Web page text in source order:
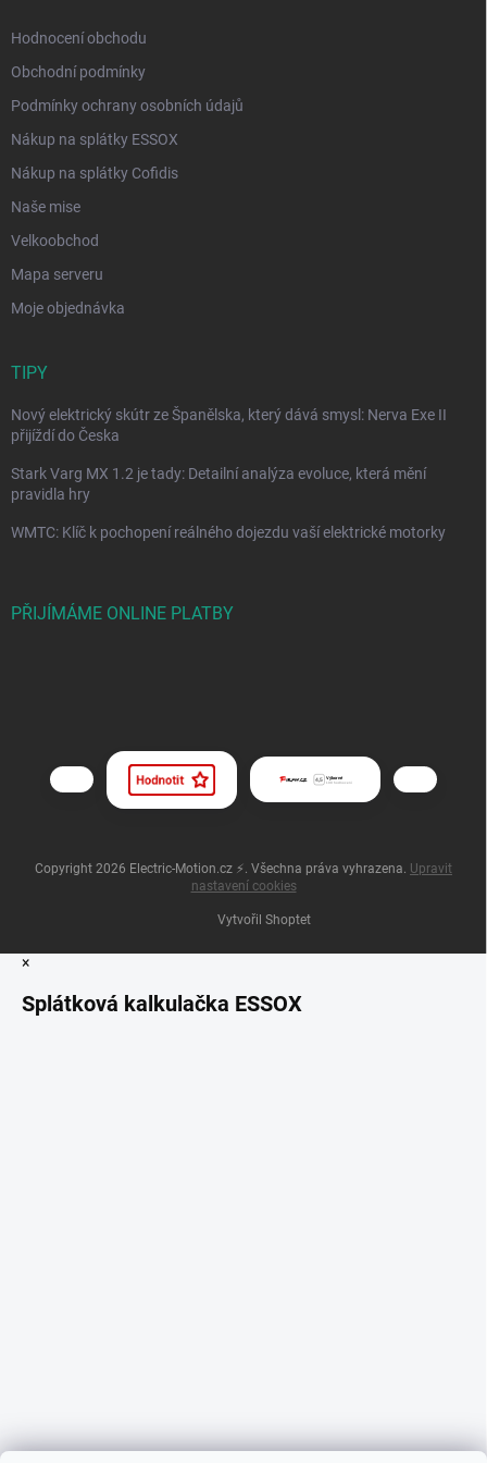
Hodnocení obchodu
Obchodní podmínky
Podmínky ochrany osobních údajů
Nákup na splátky ESSOX
Nákup na splátky Cofidis
Naše mise
Velkoobchod
Mapa serveru
Moje objednávka
TIPY
Nový elektrický skútr ze Španělska, který dává smysl: Nerva Exe II
přijíždí do Česka
Stark Varg MX 1.2 je tady: Detailní analýza evoluce, která mění
pravidla hry
WMTC: Klíč k pochopení reálného dojezdu vaší elektrické motorky
PŘIJÍMÁME ONLINE PLATBY
Vytvořil Shoptet
Copyright 2026 Electric-Motion.cz ⚡. Všechna práva vyhrazena. Upravit
nastavení cookies
×
Splátková kalkulačka ESSOX